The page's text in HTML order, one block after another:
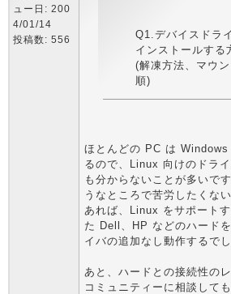
ュー日: 200
4/01/14
投稿数: 556
Q1.デバイスドラ
インストールする
(解凍方法、マウ
順)
ほとんどの PC は Windows
るので、Linux 向けのドラ
も分からないことが多いで
うなところで苦労したくな
あれば、Linux をサポート
た Dell、HP などのハード
イバの追加なし動作するでし
あと、ハードとの接続性の
コミュニティーに相談して